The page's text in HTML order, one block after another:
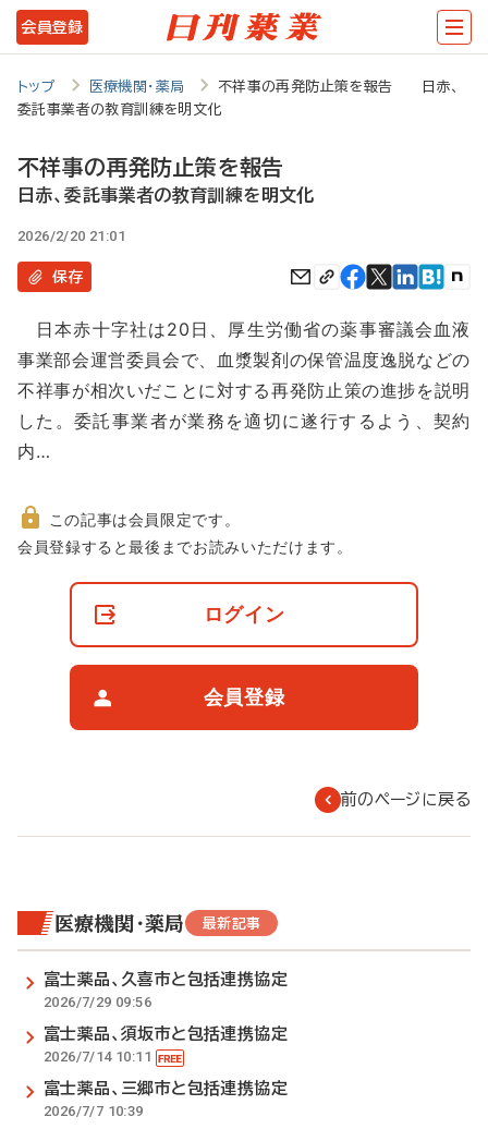
メ
イ
コ
ツ
に
動
会員登録
トップ 医療機関・薬局
不祥事の再発防止策を報告 日赤、
委託事業者の教育訓練を明文化
不祥事の再発防止策を報告
日赤、委託事業者の教育訓練を明文化
2026/2/20 21:01
保存
日本赤十字社は20日、厚生労働省の薬事審議会血液
事業部会運営委員会で、血漿製剤の保管温度逸脱などの
不祥事が相次いだことに対する再発防止策の進捗を説明
した。委託事業者が業務を適切に遂行するよう、契約
内…
非
この記事は会員限定です。
会員登録すると最後までお読みいただけます。
ログイン
会員登録
前のページに戻る
医療機関・薬局 最新記事
富士薬品、久喜市と包括連携協定
2026/7/29 09:56
富士薬品、須坂市と包括連携協定
2026/7/14 10:11
富士薬品、三郷市と包括連携協定
2026/7/7 10:39